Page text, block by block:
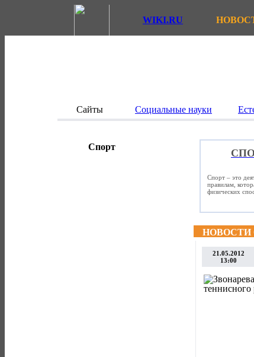
WIKI.RU
Сайты Социальные науки
Спорт
Спорт – это
правилам,
физических
НОВОСТИ
21.05.2012
13:00